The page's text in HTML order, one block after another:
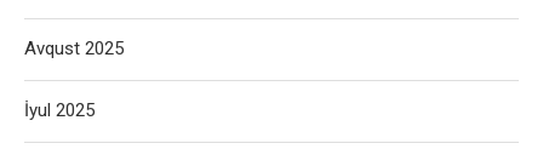
Avqust 2025
İyul 2025